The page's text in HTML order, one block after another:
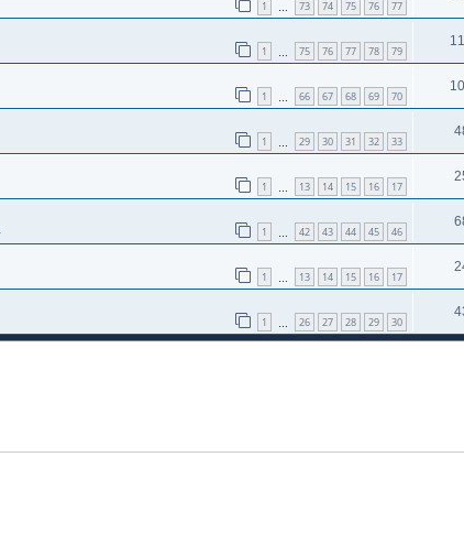
1 73 74 75 76 77
1 75 76 77 78 79
1 66 67 68 69 70
1 29 30 31 32 33
1 13 14 15 16 17
1 42 43 44 45 46
1 13 14 15 16 17
1 26 27 28 29 30